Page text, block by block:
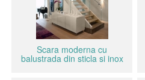
Scara moderna cu
balustrada din sticla si inox